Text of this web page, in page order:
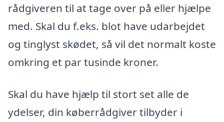
rådgiveren til at tage over på eller hjælpe
med. Skal du f.eks. blot have udarbejdet
og tinglyst skødet, så vil det normalt koste
omkring et par tusinde kroner.
Skal du have hjælp til stort set alle de
ydelser, din køberrådgiver tilbyder i